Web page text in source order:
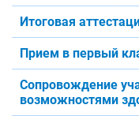
Итоговая
Прием в первый
Сопровождение
возможностями